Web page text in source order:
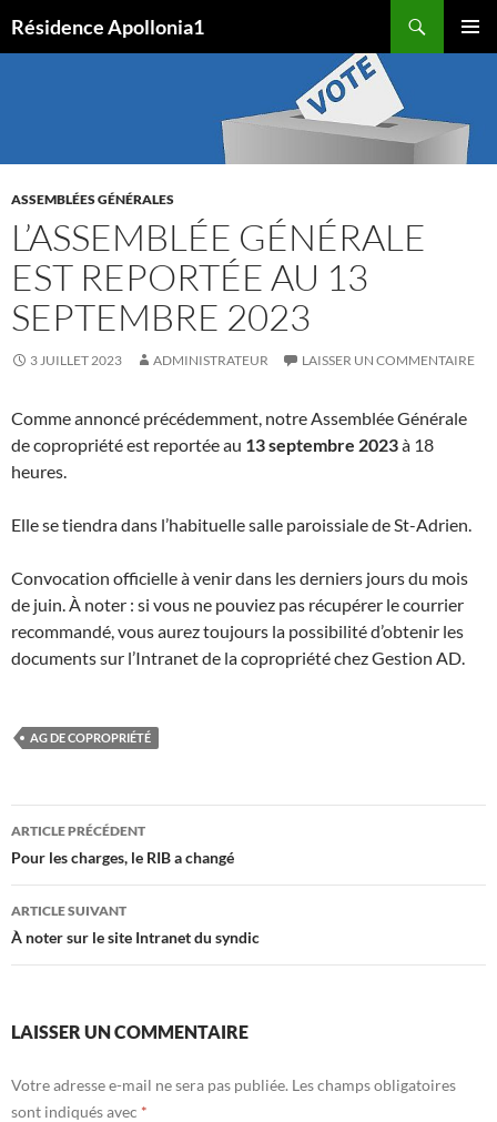
auRésidence Apollonia1
ASSEMBLÉES GÉNÉRALES
L’ASSEMBLÉE GÉNÉRALE
EST REPORTÉE AU 13
SEPTEMBRE 2023
3 JUILLET 2023 ADMINISTRATEUR LAISSER UN COMMENTAIRE
Comme annoncé précédemment, notre Assemblée Générale
de copropriété est reportée au 13 septembre 2023à 18
heures.
Elle se tiendra dans l’habituelle salle paroissiale de St-Adrien.
Convocation officielle à venir dans les derniers jours du mois
de juin. À noter : si vous ne pouviez pas récupérer le courrier
recommandé, vous aurez toujours la possibilité d’obtenir les
documents sur l’Intranet de la copropriété chez Gestion AD.
AG DE COPROPRIÉTÉ
Navigation
des
articles
ARTICLE PRÉCÉDENT
Pour les charges, le RIB a changé
ARTICLE SUIVANT
À noter sur le site Intranet du syndic
LAISSER UN COMMENTAIRE
Votre adresse e-mail ne sera pas publiée. Les champs obligatoires
sont indiqués avec *